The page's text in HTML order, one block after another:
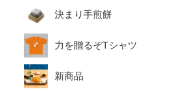
決まり手煎餅
力を贈るぞTシャツ
新商品